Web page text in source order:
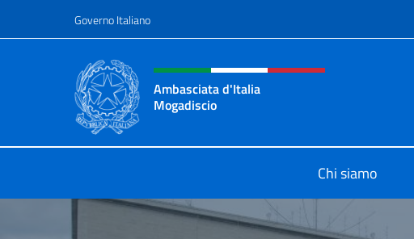
Governo Italiano
Intestazione sito, social e menù
Ambasciata d'Italia
Mogadiscio
Chi siamo